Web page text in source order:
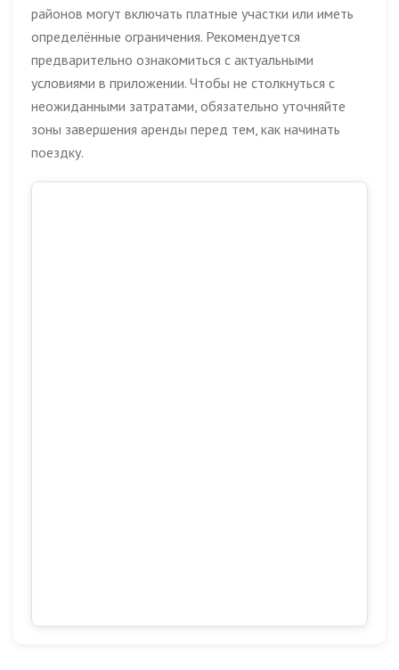
районов могут включать платные участки или иметь
определённые ограничения. Рекомендуется
предварительно ознакомиться с актуальными
условиями в приложении. Чтобы не столкнуться с
неожиданными затратами, обязательно уточняйте
зоны завершения аренды перед тем, как начинать
поездку.